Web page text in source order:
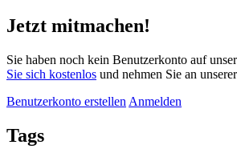
Jetzt mitmachen!
Sie haben noch kein Benutzerkonto auf
Sie sich kostenlos und nehmen Sie an
Benutzerkonto erstellen Anmelden
Tags